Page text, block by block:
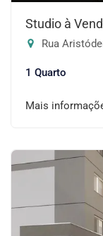
Studio à
Rua
1 Quarto
Mais